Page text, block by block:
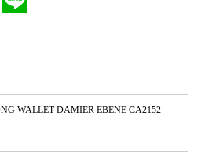
WALLET DAMIER EBENE CA2152